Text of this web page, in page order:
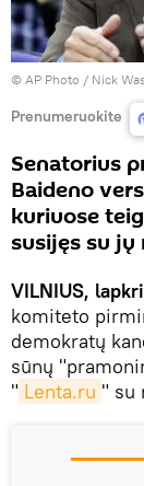
© AP Photo / Nick
Prenumeruokite
Senatorius
Baideno
kuriuose
susijęs su jų
VILNIUS,
komiteto
demokratų
sūnų
" Lenta.ru " su